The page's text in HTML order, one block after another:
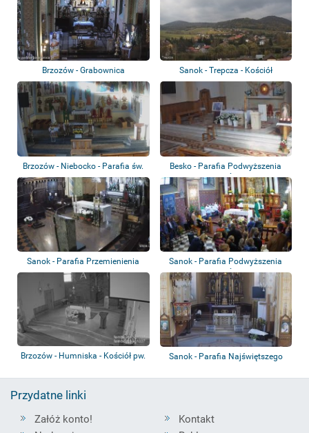
Brzozów - Grabownica
Starzeńska - Parafi...
Sanok - Trepcza - Kościół
Wniebowzięcia...
Brzozów - Niebocko - Parafia św.
Jana Ka...
Besko - Parafia Podwyższenia
Krzyża Świę...
Sanok - Parafia Przemienienia
Pańskiego
Sanok - Parafia Podwyższenia
Krzyża Świę...
Brzozów - Humniska - Kościół pw.
Sanok - Parafia Najświętszego
Przydatne linki
Załóż konto!
Kontakt